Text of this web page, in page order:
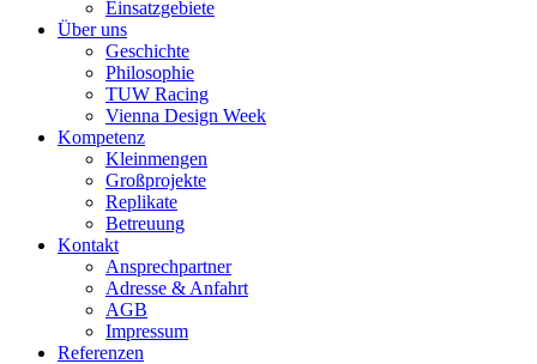
Einsatzgebiete
Über uns
Geschichte
Philosophie
TUW Racing
Vienna Design Week
Kompetenz
Kleinmengen
Großprojekte
Replikate
Betreuung
Kontakt
Ansprechpartner
Adresse & Anfahrt
AGB
Impressum
Referenzen